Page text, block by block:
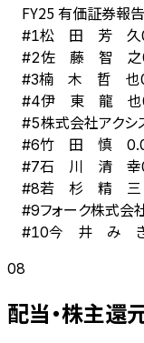
FY25 有価証券報
#1松 田 芳 久
#2佐 藤 智 之
#3楠 木 哲 也
#4伊 東 龍 也
#5株式会社アクシ
#6竹 田 慎
#7石 川 清 幸
#8若 杉 精
#9フォーク株式会
#10今 井 み
08
配当・株主還